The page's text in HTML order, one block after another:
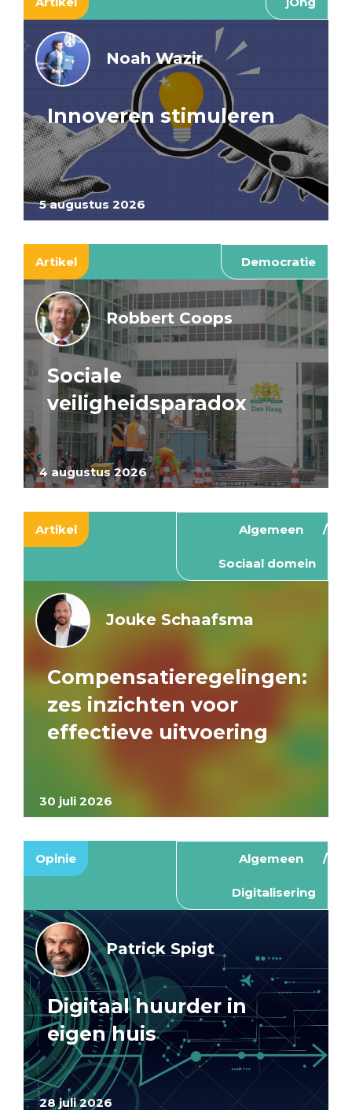
5 augustus 2026
Noah Wazir
Innoveren stimuleren
Artikel Democratie
4 augustus 2026
Robbert Coops
Sociale
veiligheidsparadox
Artikel Algemeen
Sociaal domein
30 juli 2026
Jouke Schaafsma
Compensatieregelingen:
zes inzichten voor
effectieve uitvoering
Opinie Algemeen
Digitalisering
28 juli 2026
Patrick Spigt
Digitaal huurder in
eigen huis